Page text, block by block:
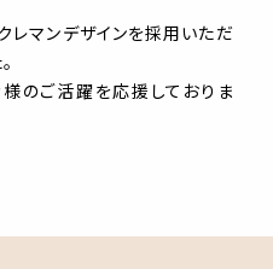
レマンデザインを採用いただ
のご活躍を応援しておりま